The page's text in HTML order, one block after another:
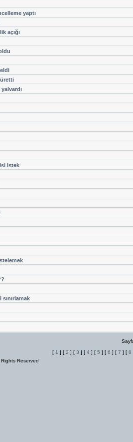
yaptı
açığı
üretti
istek
[ 1 ] [ 2 ] [ 3 ] [ 4 ] [ 5 ] [ 6 ] [ 7 ] [ 8
Reserved